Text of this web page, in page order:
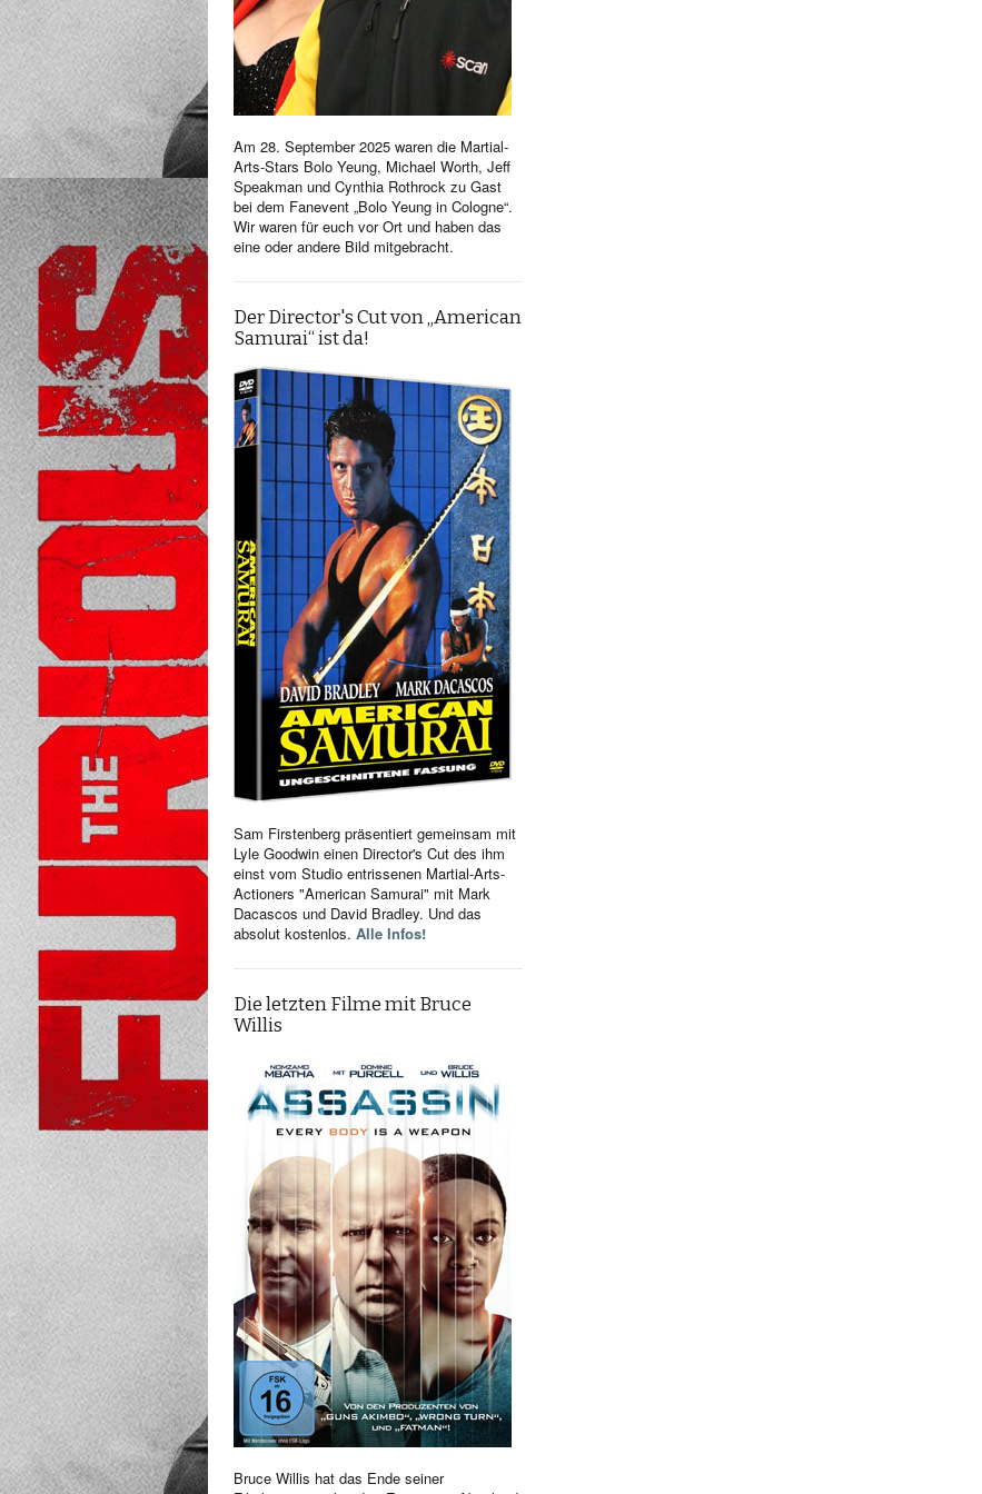
Am 28. September 2025 waren die Martial-
Arts-Stars Bolo Yeung, Michael Worth, Jeff
Speakman und Cynthia Rothrock zu Gast
bei dem Fanevent „Bolo Yeung in Cologne“.
Wir waren für euch vor Ort und haben das
eine oder andere Bild mitgebracht.
Der Director's Cut von „American
Samurai“ ist da!
Sam Firstenberg präsentiert gemeinsam mit
Lyle Goodwin einen Director's Cut des ihm
einst vom Studio entrissenen Martial-Arts-
Actioners "American Samurai" mit Mark
Dacascos und David Bradley. Und das
absolut kostenlos. Alle Infos!
Die letzten Filme mit Bruce
Willis
Bruce Willis hat das Ende seiner